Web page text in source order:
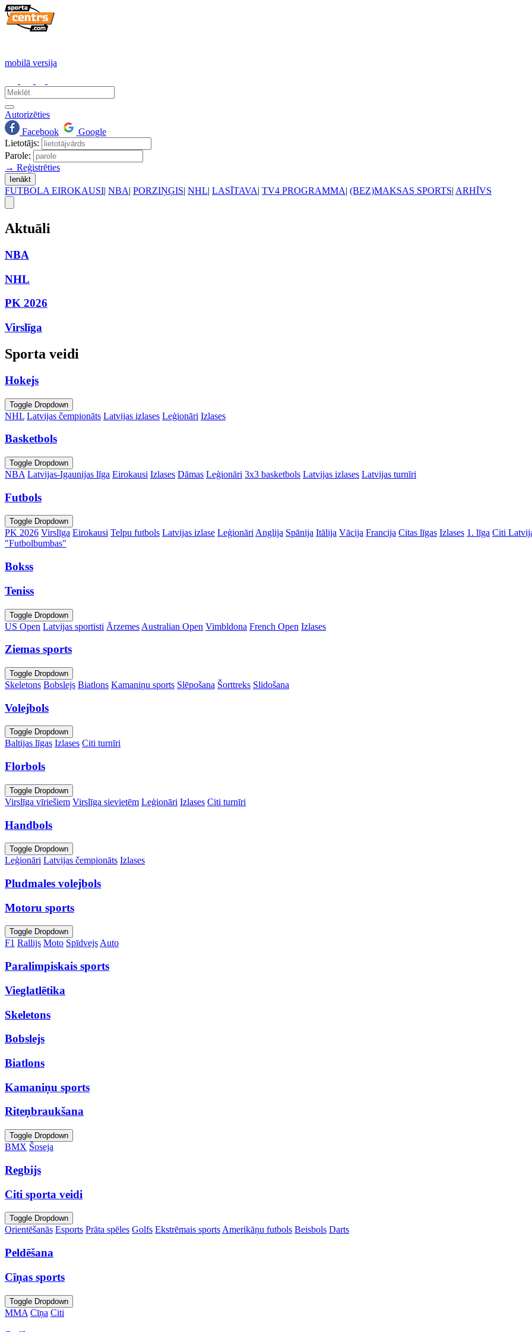
mobilā versija
Autorizēties
Facebook
Google
Lietotājs:
Parole:
→ Reģistrēties
Ienākt
FUTBOLA EIROKAUSI| NBA| PORZIŅĢIS| NHL| LASĪTAVA| TV4 PROGRAMMA| (BEZ)MAKSAS SPORTS| ARHĪVS
Aktuāli
NBA
NHL
PK 2026
Virslīga
Sporta veidi
Hokejs
Toggle Dropdown
NHL Latvijas čempionāts Latvijas izlases Leģionāri Izlases
Basketbols
Toggle Dropdown
NBA Latvijas-Igaunijas līga Eirokausi Izlases Dāmas Leģionāri 3x3 basketbols Latvijas izlases Latvijas turnīri
Futbols
Toggle Dropdown
PK 2026 Virslīga Eirokausi Telpu futbols Latvijas izlase Leģionāri Anglija Spānija Itālija Vācija Francija Citas līgas Izlases 1. līga Citi
"Futbolbumbas"
Bokss
Teniss
Toggle Dropdown
US Open Latvijas sportisti Ārzemes Australian Open Vimbldona French Open Izlases
Ziemas sports
Toggle Dropdown
Skeletons Bobslejs Biatlons Kamaniņu sports Slēpošana Šorttreks Slidošana
Volejbols
Toggle Dropdown
Baltijas līgas Izlases Citi turnīri
Florbols
Toggle Dropdown
Virslīga vīriešiem Virslīga sievietēm Leģionāri Izlases Citi turnīri
Handbols
Toggle Dropdown
Leģionāri Latvijas čempionāts Izlases
Pludmales volejbols
Motoru sports
Toggle Dropdown
F1 Rallijs Moto SpīdvejsAuto
Paralimpiskais sports
Vieglatlētika
Skeletons
Bobslejs
Biatlons
Kamaniņu sports
Riteņbraukšana
Toggle Dropdown
BMX Šoseja
Regbijs
Citi sporta veidi
Toggle Dropdown
Orientēšanās Esports Prāta spēles Golfs Ekstrēmais sports Amerikāņu futbols Beisbols Darts
Peldēšana
Cīņas sports
Toggle Dropdown
MMA Cīņa Citi